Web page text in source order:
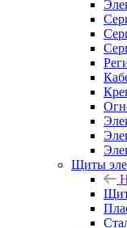
Щиты